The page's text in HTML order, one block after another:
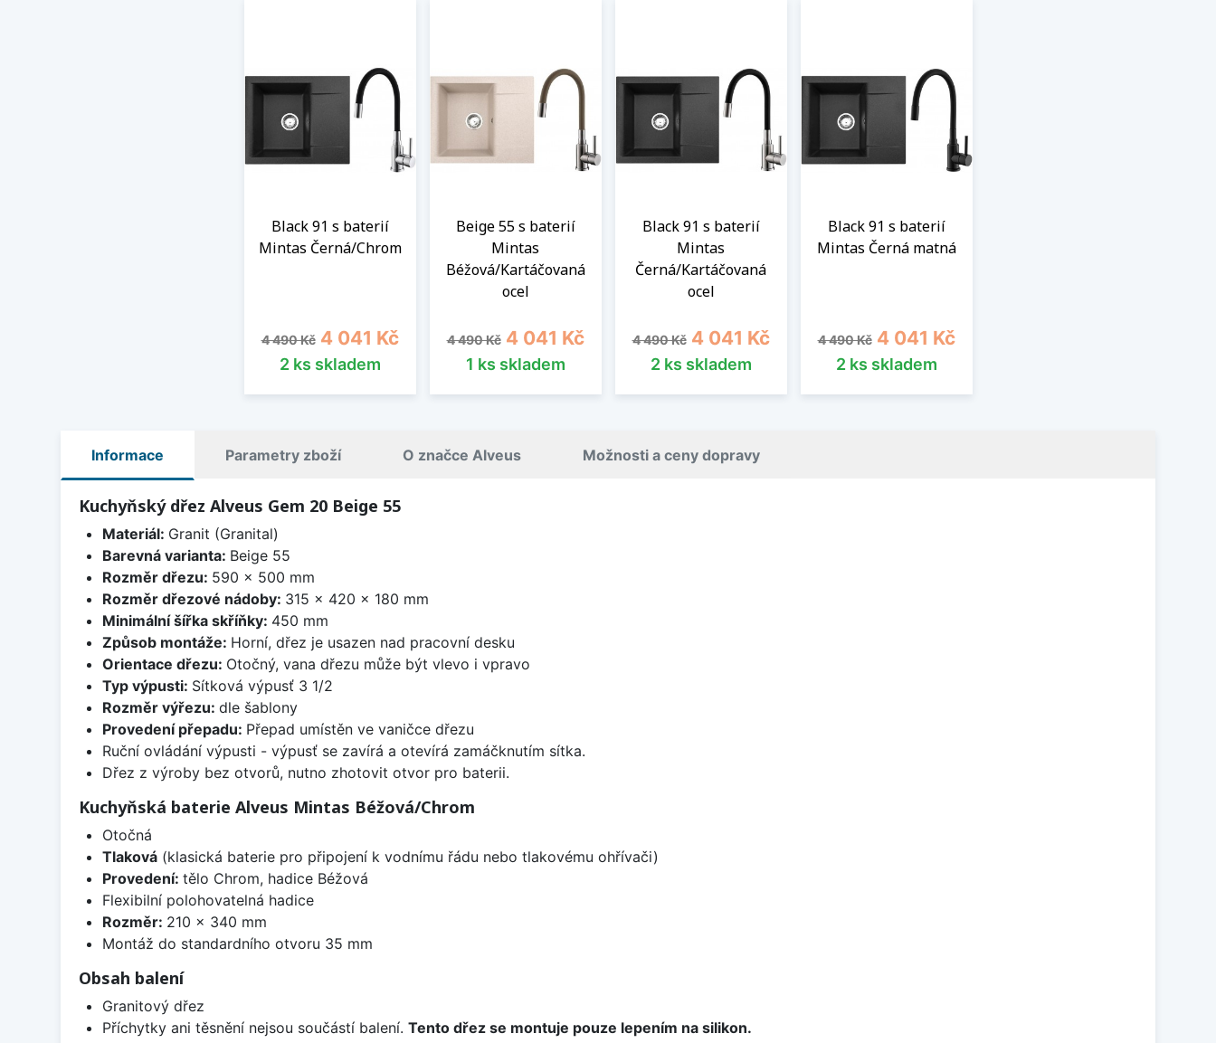
Black 91 s baterií
Mintas Černá/Chrom
Běžná cena
4 490 Kč Cena
4 041 Kč
2 ks skladem
Beige 55 s baterií
Mintas
Béžová/Kartáčovaná
ocel
Běžná cena
4 490 Kč Cena
4 041 Kč
1 ks skladem
Black 91 s baterií
Mintas
Černá/Kartáčovaná
ocel
Běžná cena
4 490 Kč Cena
4 041 Kč
2 ks skladem
Black 91 s baterií
Mintas Černá matná
Běžná cena
4 490 Kč Cena
4 041 Kč
2 ks skladem
Informace Parametry zboží O značce Alveus Možnosti a ceny dopravy
Kuchyňský dřez Alveus Gem 20 Beige 55
Materiál: Granit (Granital)
Barevná varianta: Beige 55
Rozměr dřezu: 590 x 500 mm
Rozměr dřezové nádoby: 315 x 420 x 180 mm
Minimální šířka skříňky: 450 mm
Způsob montáže: Horní, dřez je usazen nad pracovní desku
Orientace dřezu: Otočný, vana dřezu může být vlevo i vpravo
Typ výpusti: Sítková výpusť 3 1/2
Rozměr výřezu: dle šablony
Provedení přepadu: Přepad umístěn ve vaničce dřezu
Ruční ovládání výpusti - výpusť se zavírá a otevírá zamáčknutím sítka.
Dřez z výroby bez otvorů, nutno zhotovit otvor pro baterii.
Kuchyňská baterie Alveus Mintas Béžová/Chrom
Otočná
Tlaková(klasická baterie pro připojení k vodnímu řádu nebo tlakovému ohřívači)
Provedení: tělo Chrom, hadice Béžová
Flexibilní polohovatelná hadice
Rozměr: 210 x 340 mm
Montáž do standardního otvoru 35 mm
Obsah balení
Granitový dřez
Příchytky ani těsnění nejsou součástí balení. Tento dřez se montuje pouze lepením na silikon.